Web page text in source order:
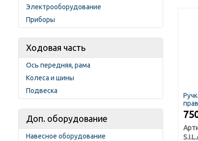
Электрооборудование
Приборы
Ходовая часть
Ось передняя, рама
Колеса и шины
Подвеска
Доп. оборудование
Навесное оборудование